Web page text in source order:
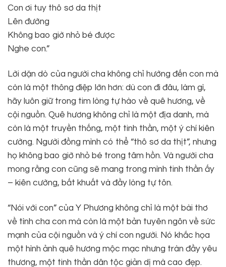
Con ơi tuy thô sơ da thịt
Lên đường
Không bao giờ nhỏ bé được
Nghe con.”
Lời dặn dò của người cha không chỉ hướng đến con mà
còn là một thông điệp lớn hơn: dù con đi đâu, làm gì,
hãy luôn giữ trong tim lòng tự hào về quê hương, về
cội nguồn. Quê hương không chỉ là một địa danh, mà
còn là một truyền thống, một tinh thần, một ý chí kiên
cường. Người đồng mình có thể “thô sơ da thịt”, nhưng
họ không bao giờ nhỏ bé trong tâm hồn. Và người cha
mong rằng con cũng sẽ mang trong mình tinh thần ấy
– kiên cường, bất khuất và đầy lòng tự tôn.
“Nói với con” của Y Phương không chỉ là một bài thơ
về tình cha con mà còn là một bản tuyên ngôn về sức
mạnh của cội nguồn và ý chí con người. Nó khắc họa
một hình ảnh quê hương mộc mạc nhưng tràn đầy yêu
thương, một tinh thần dân tộc giản dị mà cao đẹp.